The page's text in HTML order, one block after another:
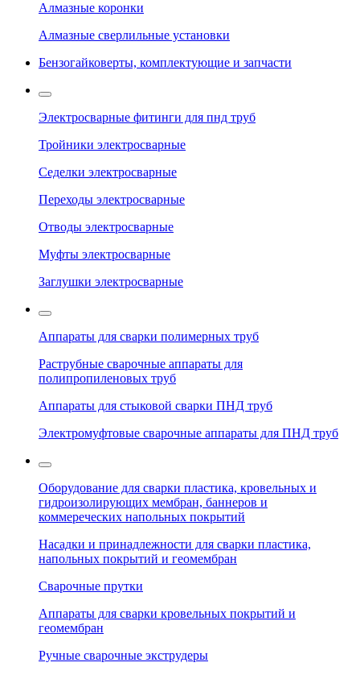
Алмазные коронки
Алмазные сверлильные установки
Бензогайковерты, комплектующие и запчасти
Электросварные фитинги для пнд труб
Тройники электросварные
Седелки электросварные
Переходы электросварные
Отводы электросварные
Муфты электросварные
Заглушки электросварные
Аппараты для сварки полимерных труб
Раструбные сварочные аппараты для
полипропиленовых труб
Аппараты для стыковой сварки ПНД труб
Электромуфтовые сварочные аппараты для ПНД труб
Оборудование для сварки пластика, кровельных и
гидроизолирующих мембран, баннеров и
коммереческих напольных покрытий
Насадки и принадлежности для сварки пластика,
напольных покрытий и геомембран
Сварочные прутки
Аппараты для сварки кровельных покрытий и
геомембран
Ручные сварочные экструдеры